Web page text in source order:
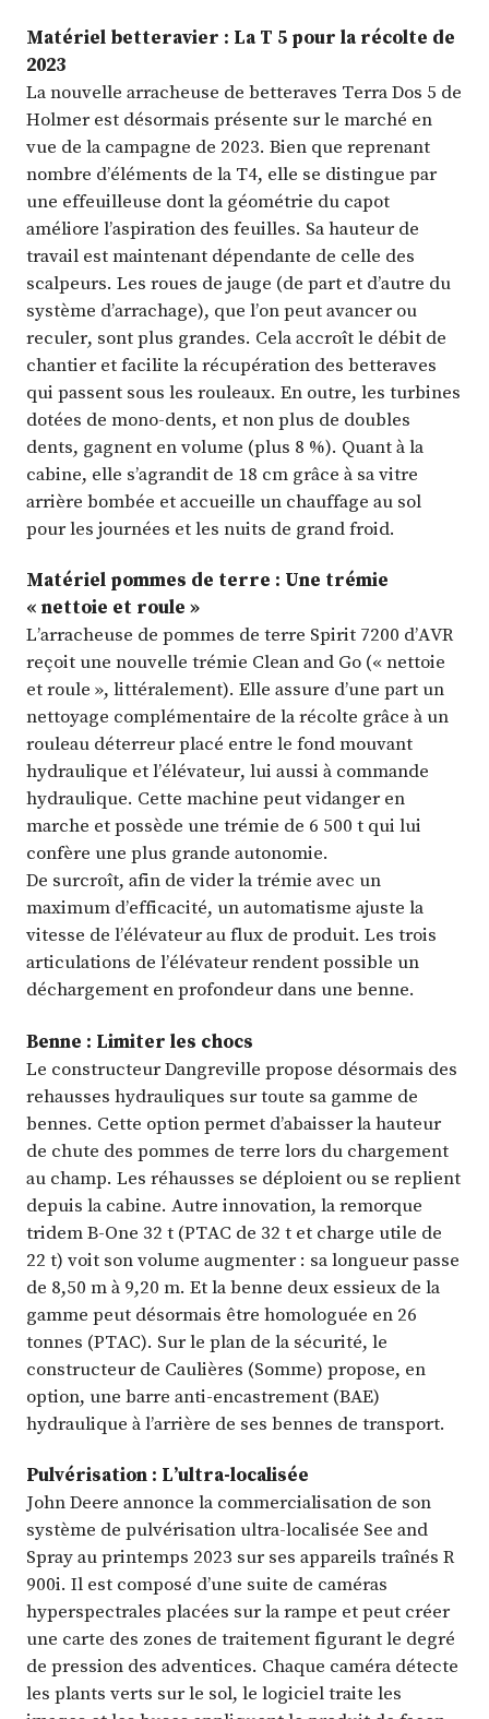
Matériel betteravier : La T 5 pour la récolte de
2023
La nouvelle arracheuse de betteraves Terra Dos 5 de
Holmer est désormais présente sur le marché en
vue de la campagne de 2023. Bien que reprenant
nombre d’éléments de la T4, elle se distingue par
une effeuilleuse dont la géométrie du capot
améliore l’aspiration des feuilles. Sa hauteur de
travail est maintenant dépendante de celle des
scalpeurs. Les roues de jauge (de part et d’autre du
système d’arrachage), que l’on peut avancer ou
reculer, sont plus grandes. Cela accroît le débit de
chantier et facilite la récupération des betteraves
qui passent sous les rouleaux. En outre, les turbines
dotées de mono-dents, et non plus de doubles
dents, gagnent en volume (plus 8 %). Quant à la
cabine, elle s’agrandit de 18 cm grâce à sa vitre
arrière bombée et accueille un chauffage au sol
pour les journées et les nuits de grand froid.
Matériel pommes de terre : Une trémie
« nettoie et roule »
L’arracheuse de pommes de terre Spirit 7200 d’AVR
reçoit une nouvelle trémie Clean and Go (« nettoie
et roule », littéralement). Elle assure d’une part un
nettoyage complémentaire de la récolte grâce à un
rouleau déterreur placé entre le fond mouvant
hydraulique et l’élévateur, lui aussi à commande
hydraulique. Cette machine peut vidanger en
marche et possède une trémie de 6 500 t qui lui
confère une plus grande autonomie.
De surcroît, afin de vider la trémie avec un
maximum d’efficacité, un automatisme ajuste la
vitesse de l’élévateur au flux de produit. Les trois
articulations de l’élévateur rendent possible un
déchargement en profondeur dans une benne.
Benne : Limiter les chocs
Le constructeur Dangreville propose désormais des
rehausses hydrauliques sur toute sa gamme de
bennes. Cette option permet d’abaisser la hauteur
de chute des pommes de terre lors du chargement
au champ. Les réhausses se déploient ou se replient
depuis la cabine. Autre innovation, la remorque
tridem B-One 32 t (PTAC de 32 t et charge utile de
22 t) voit son volume augmenter : sa longueur passe
de 8,50 m à 9,20 m. Et la benne deux essieux de la
gamme peut désormais être homologuée en 26
tonnes (PTAC). Sur le plan de la sécurité, le
constructeur de Caulières (Somme) propose, en
option, une barre anti-encastrement (BAE)
hydraulique à l’arrière de ses bennes de transport.
Pulvérisation : L’ultra-localisée
John Deere annonce la commercialisation de son
système de pulvérisation ultra-localisée See and
Spray au printemps 2023 sur ses appareils traînés R
900i. Il est composé d’une suite de caméras
hyperspectrales placées sur la rampe et peut créer
une carte des zones de traitement figurant le degré
de pression des adventices. Chaque caméra détecte
les plants verts sur le sol, le logiciel traite les